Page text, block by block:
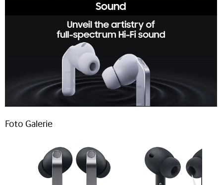
Ohrhörer: ca. 5,1 g
Ladeetui ca. 44,31 g
Identifikationsnummer
GTIN: 8806097984832
Bitte beachten
oder eine Packstation bestellt werden.
Eine Lieferung ins Ausland ist leider nicht
möglich.
Sound
Foto Galerie